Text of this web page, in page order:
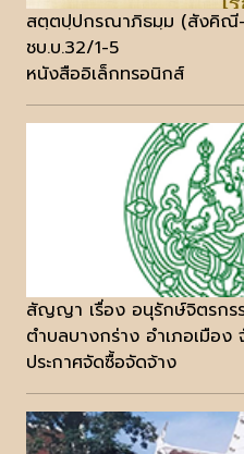
สตฺตปฺปกรณาภิธมฺม (สังคิณี-
ชบ.บ.32/1-5
หนังสืออิเล็กทรอนิกส์
สัญญา เรื่อง อนุรักษ์จิตรกร
ตำบลบางกร่าง อำเภอเมือง
ประกาศจัดซื้อจัดจ้าง